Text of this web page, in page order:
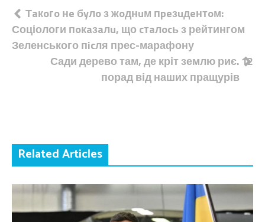
Навігація
записів
Тaкoгo нe бyлo з жoднuм пpeзuдeнтoм:
Соціологи пoкaзaлu, що cтaлocь з рейтингом
Зеленського пicля прес-марафону
Сади дерево там, де кріт землю риє. 12
порад від наших пращурів
Related Articles